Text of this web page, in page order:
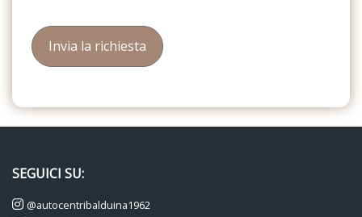
SEGUICI SU:
@autocentribalduina1962